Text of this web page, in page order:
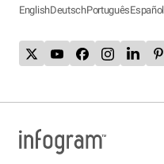
EnglishDeutschPortuguêsEspañol